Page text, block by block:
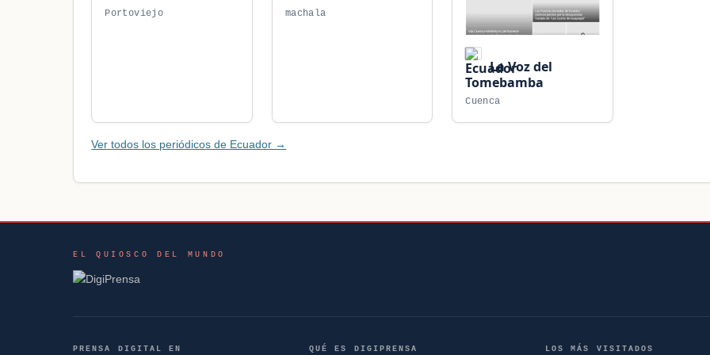
Portoviejo machala
La Voz del
Tomebamba
Cuenca
Ver todos los periódicos de Ecuador →
EL QUIOSCO DEL MUNDO
PRENSA DIGITAL EN QUÉ ES DIGIPRENSA LOS MÁS VISITADOS